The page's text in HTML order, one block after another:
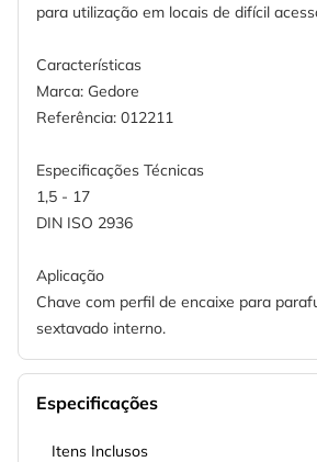
para utilização em locais de difícil
Características
Marca: Gedore
Referência: 012211
Especificações Técnicas
1,5 - 17
DIN ISO 2936
Aplicação
Chave com perfil de encaixe para
sextavado interno.
Especificações
Itens Inclusos